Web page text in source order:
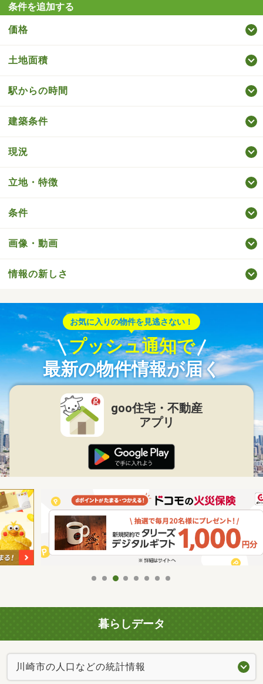
条件を追加する
価格
土地面積
駅からの時間
建築条件
現況
立地・特徴
条件
画像・動画
情報の新しさ
お気に入りの物件を見逃さない！
プッシュ通知で
最新の物件情報が届く
goo住宅・不動産
アプリ
暮らしデータ
川崎市の人口などの統計情報